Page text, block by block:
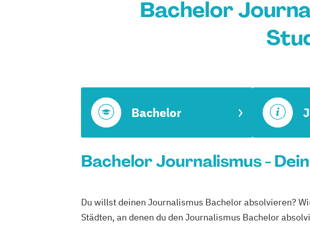
Bachelor
Bachelor
Bachelor Journalismus -
Du willst deinen Journalismus Bachelor absolvieren?
Städten, an denen du den Journalismus Bachelor